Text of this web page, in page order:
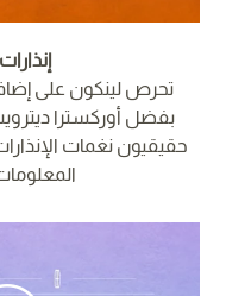
تحرص لينكون على
بفضل أوركسترا
حقيقيون نغمات